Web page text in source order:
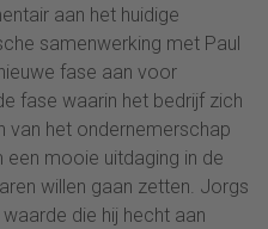
aan het huidige
samenwerking met Paul
fase aan voor
fase waarin het bedrijf zich
van het ondernemerschap
mooie uitdaging in de
willen gaan zetten. Jorgs
die hij hecht aan